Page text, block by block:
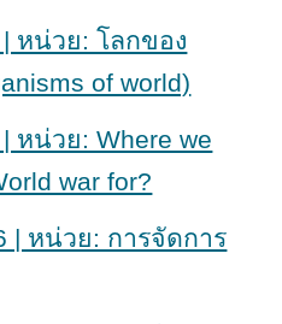
หน่วย: โลกของ
of world)
น่วย: Where we
war for?
| หน่วย: การจัดการ